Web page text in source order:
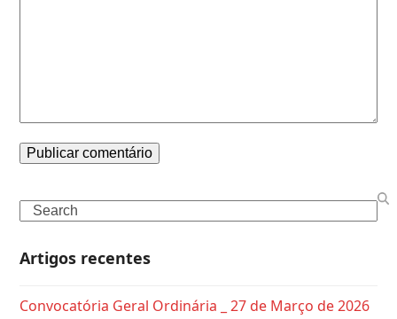
Search
Artigos recentes
Convocatória Geral Ordinária _ 27 de Março de 2026